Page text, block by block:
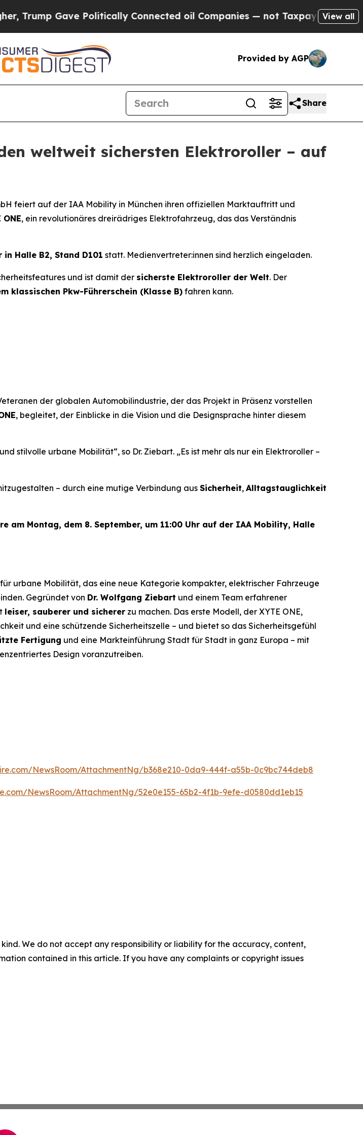
Gave Politically Connected oil Companies — not Taxpayers — the View all
Provided by AGP
Share
weltweit sichersten Elektroroller – auf
feiert auf der IAA Mobility in München ihren offiziellen Marktauftritt und
ONE, ein revolutionäres dreirädriges Elektrofahrzeug, das das Verständnis
in Halle B2, Stand D101 statt. Medienvertreter:innen sind herzlich eingeladen.
und ist damit der sicherste Elektroroller der Welt. Der
klassischen Pkw-Führerschein (Klasse B) fahren kann.
der globalen Automobilindustrie, der das Projekt in Präsenz vorstellen
, begleitet, der Einblicke in die Vision und die Designsprache hinter diesem
stilvolle urbane Mobilität“, so Dr. Ziebart. „Es ist mehr als nur ein Elektroroller –
– durch eine mutige Verbindung ausSicherheit, Alltagstauglichkeit
am Montag, dem 8. September, um 11:00 Uhr auf der IAA Mobility, Halle
urbane Mobilität, das eine neue Kategorie kompakter, elektrischer Fahrzeuge
Gegründet von Dr. Wolfgang Ziebart und einem Team erfahrener
leiser, sauberer und sicherer zu machen. Das erste Modell, der XYTE ONE,
und eine schützende Sicherheitszelle – und bietet so das Sicherheitsgefühl
Fertigung und eine Markteinführung Stadt für Stadt in ganz Europa – mit
Design voranzutreiben.
NewsRoom/AttachmentNg/b368e210-0da9-444f-a55b-0c9bc744deb8
NewsRoom/AttachmentNg/52e0e155-65b2-4f1b-9efe-d0580dd1eb15
We do not accept any responsibility or liability for the accuracy, content,
contained in this article. If you have any complaints or copyright issues